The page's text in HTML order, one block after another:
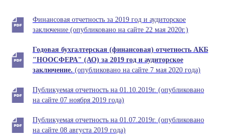
Финансовая отчетность за 2019 год и аудиторское
заключение (опубликовано на сайте 22 мая 2020г.)
Годовая бухгалтерская (финансовая) отчетность АКБ
"НООСФЕРА" (АО) за 2019 год и аудиторское
заключение. (опубликовано на сайте 7 мая 2020 года)
Публикуемая отчетность на 01.10.2019г. (опубликовано
на сайте 07 ноября 2019 года)
Публикуемая отчетность на 01.07.2019г. (опубликовано
на сайте 08 августа 2019 года)